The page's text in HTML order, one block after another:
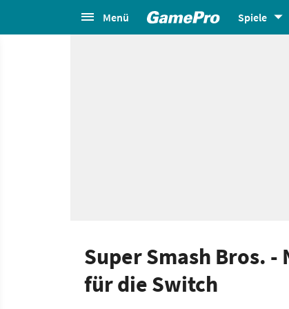
Menü Spiele
Super Smash Bros.
für die Switch